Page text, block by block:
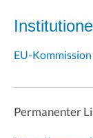
EU-Kommission
Permanenter